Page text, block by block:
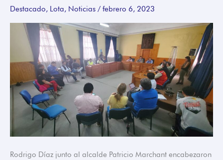
Destacado, Lota, Noticias / febrero 6, 2023
Rodrigo Díaz junto al alcalde Patricio Marchant encabezaron
preventiva
incendios
forestales